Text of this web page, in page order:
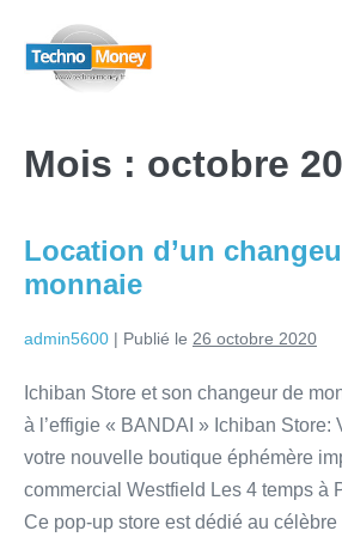
Mois : octobre
Location d’un
monnaie
admin5600 | Publié le 26 octobre 2020
Ichiban Store et son changeur de
à l’effigie « BANDAI » Ichiban Store:
votre nouvelle boutique éphémère
commercial Westfield Les 4 temps à
Ce pop-up store est dédié au